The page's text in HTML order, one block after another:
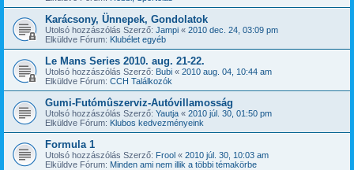
Karácsony, Ünnepek, Gondolatok
Utolsó hozzászólás Szerző: Jampi « 2010 dec. 24, 03:09 pm
Elküldve Fórum: Klubélet egyéb
Le Mans Series 2010. aug. 21-22.
Utolsó hozzászólás Szerző: Bubi « 2010 aug. 04, 10:44 am
Elküldve Fórum: CCH Találkozók
Gumi-Futómûszerviz-Autóvillamosság
Utolsó hozzászólás Szerző: Yautja « 2010 júl. 30, 01:50 pm
Elküldve Fórum: Klubos kedvezményeink
Formula 1
Utolsó hozzászólás Szerző: Frool « 2010 júl. 30, 10:03 am
Elküldve Fórum: Minden ami nem illik a többi témakörbe